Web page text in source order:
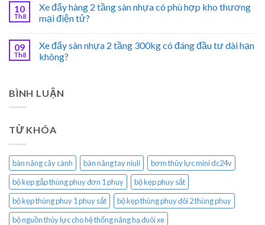
10
Th8
Xe đẩy hàng 2 tầng sàn nhựa có phù hợp kho thương
mại điện tử?
09
Th8
Xe đẩy sàn nhựa 2 tầng 300kg có đáng đầu tư dài hạn
không?
BÌNH LUẬN
TỪ KHÓA
bàn nâng cây cành bàn nâng tay niuli
bơm thủy lực mini dc24v
bộ kẹp gắp thùng phuy đơn 1 phuy
bộ kẹp phuy sắt
bộ kẹp thùng phuy 1 phuy sắt
bộ kẹp thùng phuy đôi 2 thùng phuy
bộ nguồn thủy lực cho hệ thống nâng hạ đuôi xe